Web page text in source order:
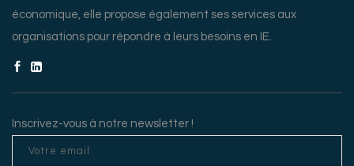
économique, elle propose également ses services aux
organisations pour répondre à leurs besoins en IE.
Inscrivez-vous à notre newsletter !